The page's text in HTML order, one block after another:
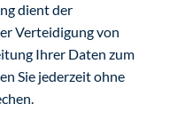
dient der
Verteidigung von
Ihrer Daten zum
Sie jederzeit ohne